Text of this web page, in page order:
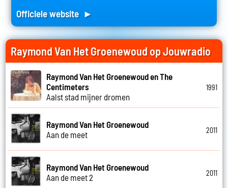
Officiele website ►
Raymond Van Het Groenewoud op Jouwradio
Raymond Van Het Groenewoud en The
Centimeters
Aalst stad mijner dromen
1991
Raymond Van Het Groenewoud
Aan de meet
2011
Raymond Van Het Groenewoud
Aan de meet 2
2011